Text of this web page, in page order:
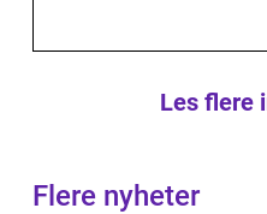
Les flere
Flere nyheter